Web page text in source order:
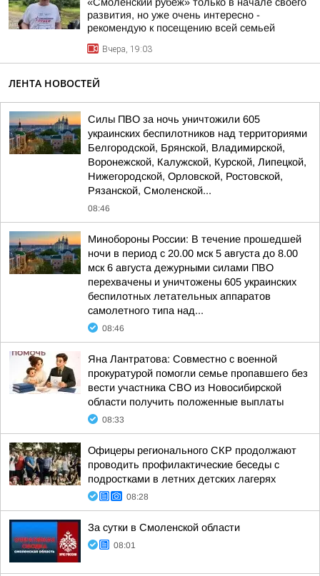
развития, но уже очень интересно -
рекомендую к посещению всей семьей
Вчера, 19:03
ЛЕНТА НОВОСТЕЙ
Силы ПВО за ночь уничтожили 605
украинских беспилотников над территориями
Белгородской, Брянской, Владимирской,
Воронежской, Калужской, Курской, Липецкой,
Нижегородской, Орловской, Ростовской,
Рязанской, Смоленской...
08:46
Минобороны России: В течение прошедшей
ночи в период с 20.00 мск 5 августа до 8.00
мск 6 августа дежурными силами ПВО
перехвачены и уничтожены 605 украинских
беспилотных летательных аппаратов
самолетного типа над...
08:46
Яна Лантратова: Совместно с военной
прокуратурой помогли семье пропавшего без
вести участника СВО из Новосибирской
области получить положенные выплаты
08:33
Офицеры регионального СКР продолжают
проводить профилактические беседы с
подростками в летних детских лагерях
08:28
За сутки в Смоленской области
08:01